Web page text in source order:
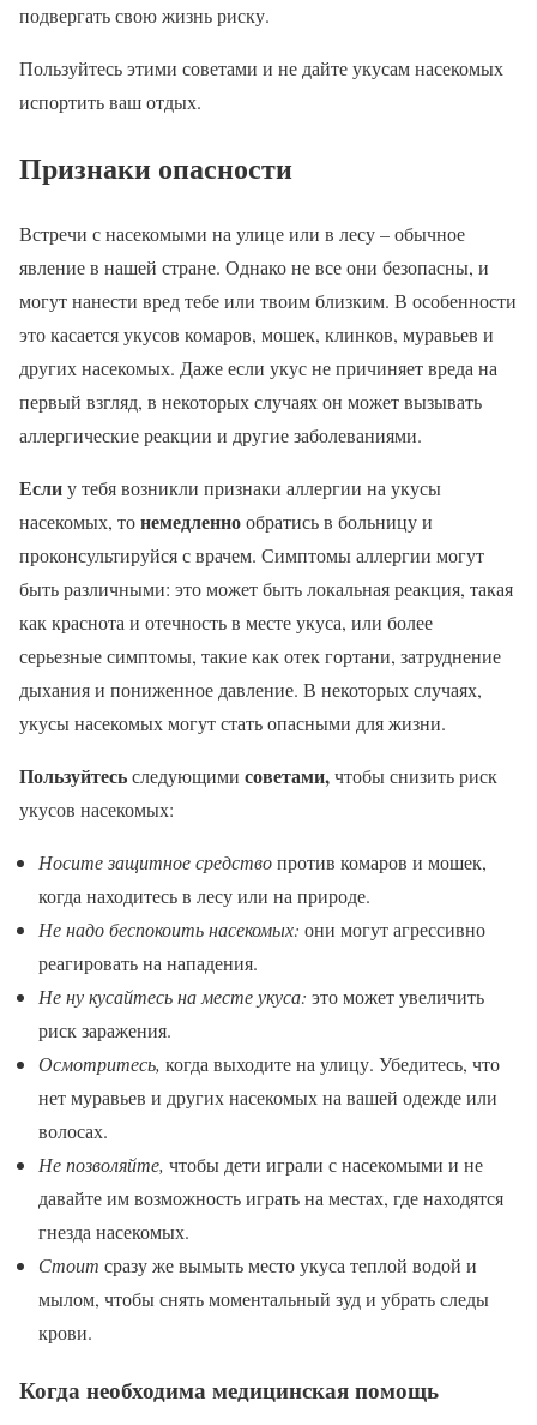
подвергать свою жизнь риску.
Пользуйтесь этими советами и не дайте укусам насекомых
испортить ваш отдых.
Признаки опасности
Встречи с насекомыми на улице или в лесу – обычное
явление в нашей стране. Однако не все они безопасны, и
могут нанести вред тебе или твоим близким. В особенности
это касается укусов комаров, мошек, клинков, муравьев и
других насекомых. Даже если укус не причиняет вреда на
первый взгляд, в некоторых случаях он может вызывать
аллергические реакции и другие заболеваниями.
Еслиу тебя возникли признаки аллергии на укусы
насекомых, тонемедленнообратись в больницу и
проконсультируйся с врачем. Симптомы аллергии могут
быть различными: это может быть локальная реакция, такая
как краснота и отечность в месте укуса, или более
серьезные симптомы, такие как отек гортани, затруднение
дыхания и пониженное давление. В некоторых случаях,
укусы насекомых могут стать опасными для жизни.
Пользуйтесьследующими советами,чтобы снизить риск
укусов насекомых:
Носите защитное средствопротив комаров и мошек,
когда находитесь в лесу или на природе.
Не надо беспокоить насекомых: они могут агрессивно
реагировать на нападения.
Не ну кусайтесь на месте укуса: это может увеличить
риск заражения.
Осмотритесь, когда выходите на улицу. Убедитесь, что
нет муравьев и других насекомых на вашей одежде или
волосах.
Не позволяйте, чтобы дети играли с насекомыми и не
давайте им возможность играть на местах, где находятся
гнезда насекомых.
Стоит сразу же вымыть место укуса теплой водой и
мылом, чтобы снять моментальный зуд и убрать следы
крови.
Когда необходима медицинская помощь